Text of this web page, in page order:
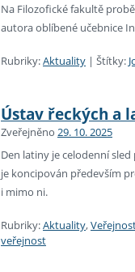
Na Filozofické fakultě
autora oblíbené učebnice
Rubriky:Aktuality | Štítky:
Ústav řeckých a
Zveřejněno 29. 10. 2025
Den latiny je celodenní
je koncipován především
i mimo ni.
Rubriky:Aktuality,
veřejnost